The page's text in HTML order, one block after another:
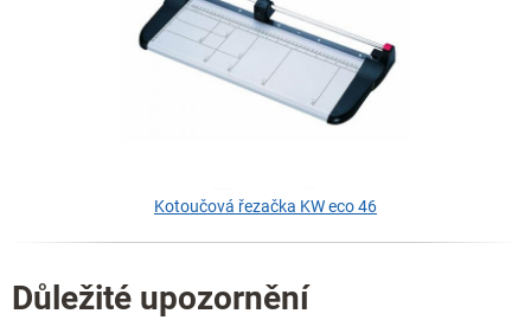
Kotoučová řezačka KW eco 46
Důležité upozornění